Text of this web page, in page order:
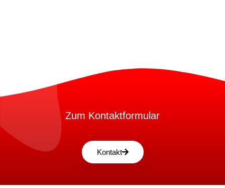
Zum Kontaktformular
Kontakt